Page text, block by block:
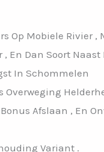
Op Mobiele Rivier
En Dan Soort
In Schommelen
Overweging
Afslaan , En
Variant .